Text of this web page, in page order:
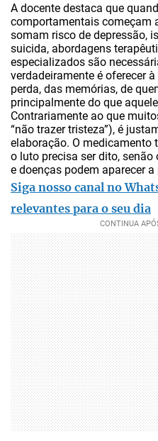
A docente destaca que
comportamentais começam
somam risco de depressão,
suicida, abordagens
especializados são
verdadeiramente é oferecer
perda, das memórias, de
principalmente do que
Contrariamente ao que
“não trazer tristeza”), é
elaboração. O medicamento
o luto precisa ser dito,
e doenças podem aparecer a
Siga nosso canal no
relevantes para o seu dia